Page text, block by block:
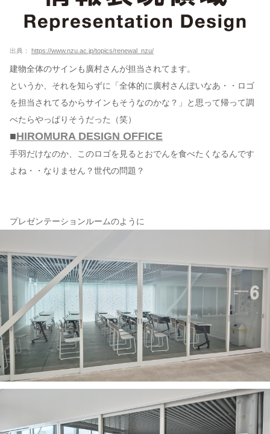
出典： https://www.nzu.ac.jp/topics/renewal_nzu/
建物全体のサインも廣村さんが担当されてます。
というか、それを知らずに「全体的に廣村さんぽいなあ・・ロゴ
を担当されてるからサインもそうなのかな？」と思って帰って調
べたらやっぱりそうだった（笑）
■HIROMURA DESIGN OFFICE
手羽だけなのか、このロゴを見るとおでんを食べたくなるんです
よね・・なりません？世代の問題？
プレゼンテーションルームのように